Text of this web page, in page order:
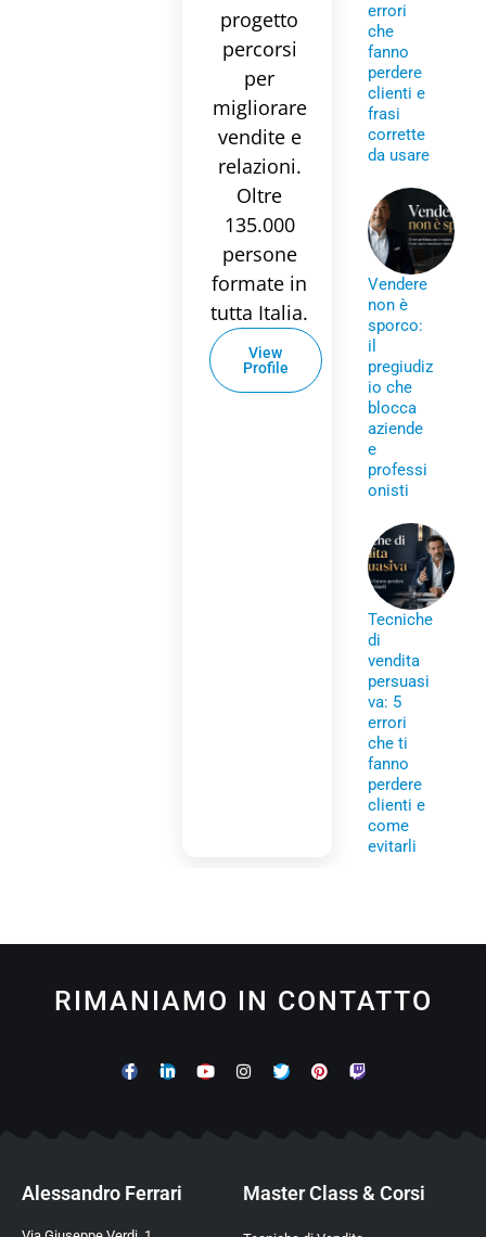
progetto
percorsi
per
migliorare
vendite e
relazioni.
Oltre
135.000
persone
formate in
tutta Italia.
View
Profile
errori
che
fanno
perdere
clienti e
frasi
corrette
da usare
Vendere
non è
sporco:
il
pregiudiz
io che
blocca
aziende
e
professi
onisti
Tecniche
di
vendita
persuasi
va: 5
errori
che ti
fanno
perdere
clienti e
come
evitarli
RIMANIAMO IN CONTATTO
Alessandro Ferrari Master Class & Corsi